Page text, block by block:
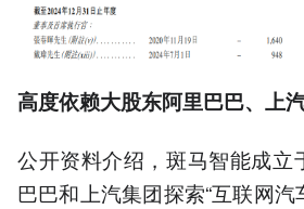
高度依赖大股东阿里巴巴、上
公开资料介绍，斑马智能成立
巴巴和上汽集团探索“互联网汽